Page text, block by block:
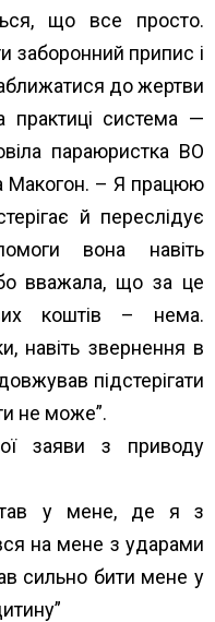
що все просто.
заборонний припис і
до жертви
практиці система —
параюристка ВО
Макогон. – Я працюю
й переслідує
вона навіть
вважала, що за це
коштів – нема.
навіть звернення в
підстерігати
не може”.
заяви з приводу
у мене, де я з
на мене з ударами
сильно бити мене у